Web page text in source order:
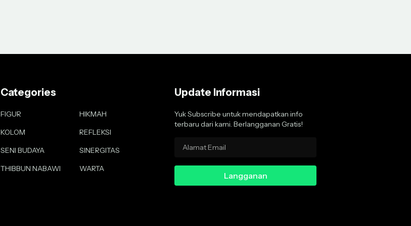
Categories
FIGUR
HIKMAH
KOLOM
REFLEKSI
SENI BUDAYA
SINERGITAS
THIBBUN NABAWI
WARTA
Update Informasi
Yuk Subscribe untuk mendapatkan info
terbaru dari kami. Berlangganan Gratis!